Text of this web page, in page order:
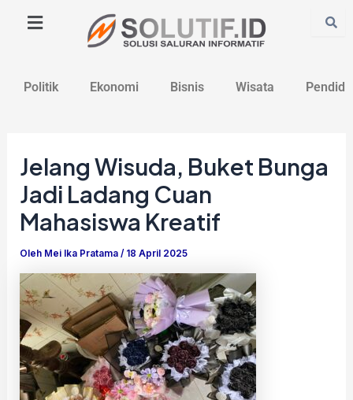
Politik Ekonomi Bisnis Wisata
Jelang Wisuda, Buket Bunga
Jadi Ladang Cuan
Mahasiswa Kreatif
Oleh Mei Ika Pratama/ 18 April 2025
navigation